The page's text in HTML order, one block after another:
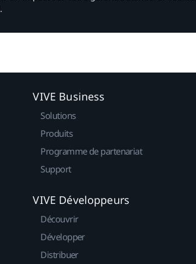
VIVE Business
Solutions
Produits
Programme de partenariat
Support
VIVE Développeurs
Découvrir
Développer
Distribuer